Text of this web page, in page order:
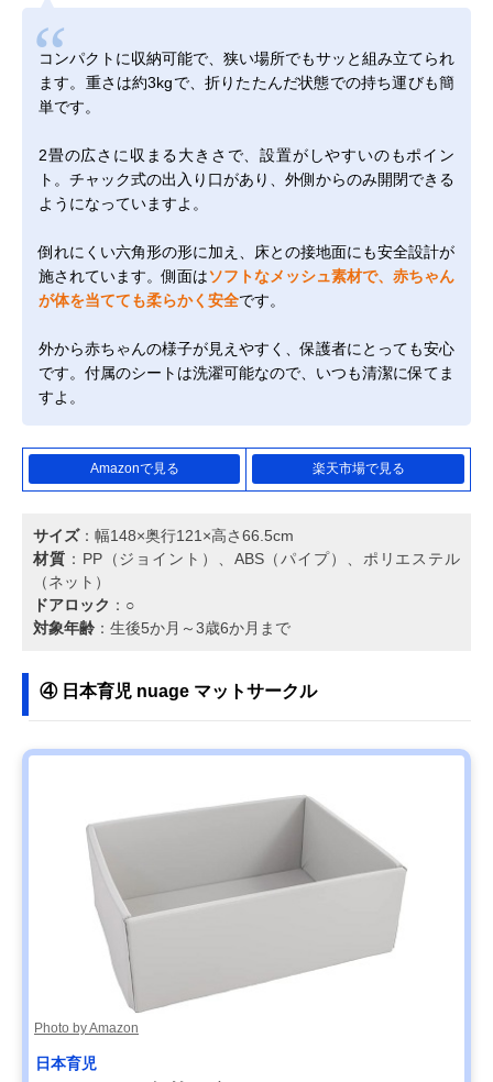
コンパクトに収納可能で、狭い場所でもサッと組み立てられ
ます。重さは約3kgで、折りたたんだ状態での持ち運びも簡
単です。
2畳の広さに収まる大きさで、設置がしやすいのもポイン
ト。チャック式の出入り口があり、外側からのみ開閉できる
ようになっていますよ。
倒れにくい六角形の形に加え、床との接地面にも安全設計が
施されています。側面はソフトなメッシュ素材で、赤ちゃん
が体を当てても柔らかく安全です。
外から赤ちゃんの様子が見えやすく、保護者にとっても安心
です。付属のシートは洗濯可能なので、いつも清潔に保てま
すよ。
Amazonで見る 楽天市場で見る
サイズ：幅148×奥行121×高さ66.5cm
材質 ：PP（ジョイント）、ABS（パイプ）、ポリエステル
（ネット）
ドアロック ：○
対象年齢 ：生後5か月～3歳6か月まで
④ 日本育児 nuage マットサークル
Photo by Amazon
日本育児